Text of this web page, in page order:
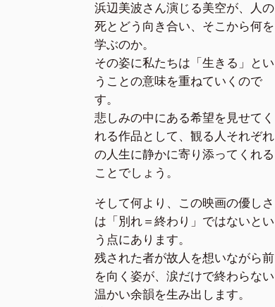
浜辺美波さん演じる美空が、人の
死とどう向き合い、そこから何を
学ぶのか。
その姿に私たちは「生きる」とい
うことの意味を重ねていくので
す。
悲しみの中にある希望を見せてく
れる作品として、観る人それぞれ
の人生に静かに寄り添ってくれる
ことでしょう。
そして何より、この映画の優しさ
は「別れ＝終わり」ではないとい
う点にあります。
残された者が故人を想いながら前
を向く姿が、涙だけで終わらない
温かい余韻を生み出します。